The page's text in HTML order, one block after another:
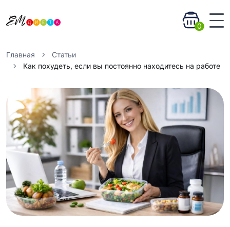
0
Главная
Статьи
Как похудеть, если вы постоянно находитесь на работе